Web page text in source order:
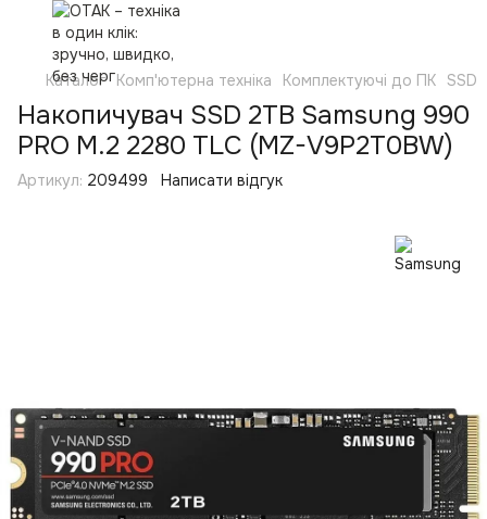
Каталог Комп'ютерна техніка Комплектуючі до ПК SSD
Накопичувач SSD 2TB Samsung 990
PRO M.2 2280 TLC (MZ-V9P2T0BW)
Артикул: 209499 Написати відгук